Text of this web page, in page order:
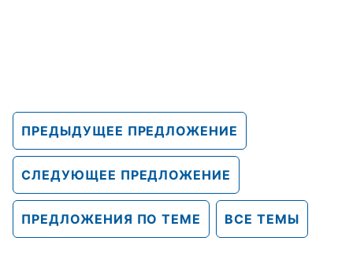
ПРЕДЫДУЩЕЕ ПРЕДЛОЖЕНИЕ
СЛЕДУЮЩЕЕ ПРЕДЛОЖЕНИЕ
ПРЕДЛОЖЕНИЯ ПО ТЕМЕ ВСЕ ТЕМЫ